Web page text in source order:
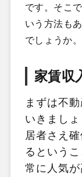
です。そこ
いう方法も
でしょうか。
家賃収
まずは不
いきまし
居者さえ
るという
常に人気